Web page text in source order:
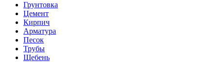
Грунтовка
Цемент
Кирпич
Арматура
Песок
Трубы
Щебень